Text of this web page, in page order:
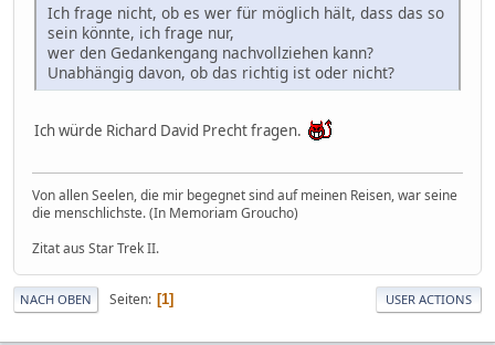
Ich frage nicht, ob es wer für möglich hält, dass das so
sein könnte, ich frage nur,
wer den Gedankengang nachvollziehen kann?
Unabhängig davon, ob das richtig ist oder nicht?
Ich würde Richard David Precht fragen.
Von allen Seelen, die mir begegnet sind auf meinen Reisen, war seine
die menschlichste. (In Memoriam Groucho)
Zitat aus Star Trek II.
NACH OBEN Seiten 1 USER ACTIONS